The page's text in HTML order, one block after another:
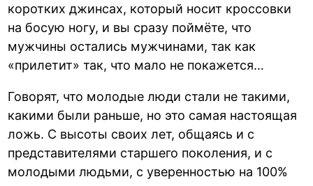
коротких джинсах, который носит кроссовки
на босую ногу, и вы сразу поймёте, что
мужчины остались мужчинами, так как
«прилетит» так, что мало не покажется…
Говорят, что молодые люди стали не такими,
какими были раньше, но это самая настоящая
ложь. С высоты своих лет, общаясь и с
представителями старшего поколения, и с
молодыми людьми, с уверенностью на 100%